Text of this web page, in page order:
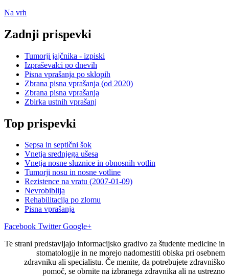
Na vrh
Zadnji prispevki
Tumorji jajčnika - izpiski
Izpraševalci po dnevih
Pisna vprašanja po sklopih
Zbrana pisna vprašanja (od 2020)
Zbrana pisna vprašanja
Zbirka ustnih vprašanj
Top prispevki
Sepsa in septični šok
Vnetja srednjega ušesa
Vnetja nosne sluznice in obnosnih votlin
Tumorji nosu in nosne votline
Rezistence na vratu (2007-01-09)
Nevrobiblija
Rehabilitacija po zlomu
Pisna vprašanja
Facebook Twitter Google+
Te strani predstavljajo informacijsko gradivo za študente medicine in
stomatologije in ne morejo nadomestiti obiska pri osebnem
zdravniku ali specialistu. Če menite, da potrebujete zdravniško
pomoč, se obrnite na izbranega zdravnika ali na ustrezno